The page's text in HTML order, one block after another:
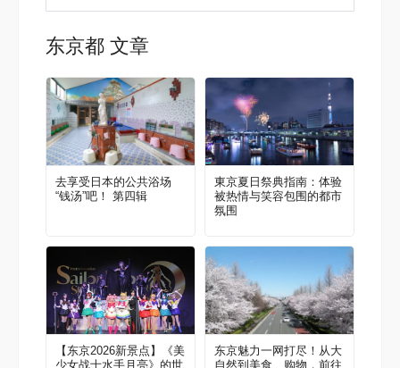
东京都 文章
去享受日本的公共浴场
“钱汤”吧！ 第四辑
東京夏日祭典指南：体验
被热情与笑容包围的都市
氛围
【东京2026新景点】《美
少女战士水手月亮》的世
东京魅力一网打尽！从大
自然到美食、购物，前往